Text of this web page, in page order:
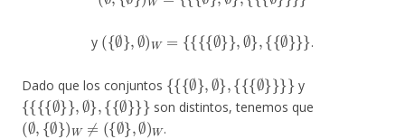
y
({∅} ∅ {{{∅}} ,∅}, {∅}}}
.
Dado que los conjuntos
{{{ ∅} ∅} {{ {∅} }} }
y
{{{{∅}},∅}, {{∅}}}
son distintos, tenemos que
(∅,
{∅})W≠( {∅} ,∅)W
.